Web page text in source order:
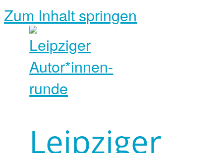
Zum Inhalt springen
Leipziger